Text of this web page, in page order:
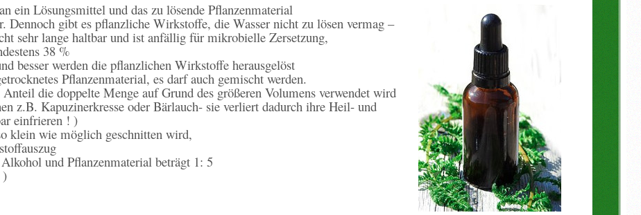
ein Lösungsmittel und das zu lösende Pflanzenmaterial
Dennoch gibt es pflanzliche Wirkstoffe, die Wasser nicht zu lösen vermag –
sehr lange haltbar und ist anfällig für mikrobielle Zersetzung,
hier Alkohol, mindestens 38 %
besser werden die pflanzlichen Wirkstoffe herausgelöst
Pflanzenmaterial, es darf auch gemischt werden.
die doppelte Menge auf Grund des größeren Volumens verwendet wird
z.B. Kapuzinerkresse oder Bärlauch- sie verliert dadurch ihre Heil- und
einfrieren ! )
klein wie möglich geschnitten wird,
und Pflanzenmaterial beträgt 1: 5
)